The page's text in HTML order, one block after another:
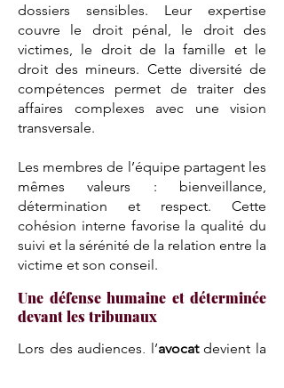
dossiers sensibles. Leur expertise
couvre le droit pénal, le droit des
victimes, le droit de la famille et le
droit des mineurs. Cette diversité de
compétences permet de traiter des
affaires complexes avec une vision
transversale.
Les membres de l’équipe partagent les
mêmes valeurs : bienveillance,
détermination et respect. Cette
cohésion interne favorise la qualité du
suivi et la sérénité de la relation entre la
victime et son conseil.
Une défense humaine et déterminée
devant les tribunaux
Lors des audiences, l’avocatdevient la